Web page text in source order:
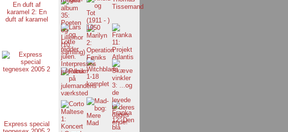
En duft af
karamel 2: En
duft af karamel
Express special